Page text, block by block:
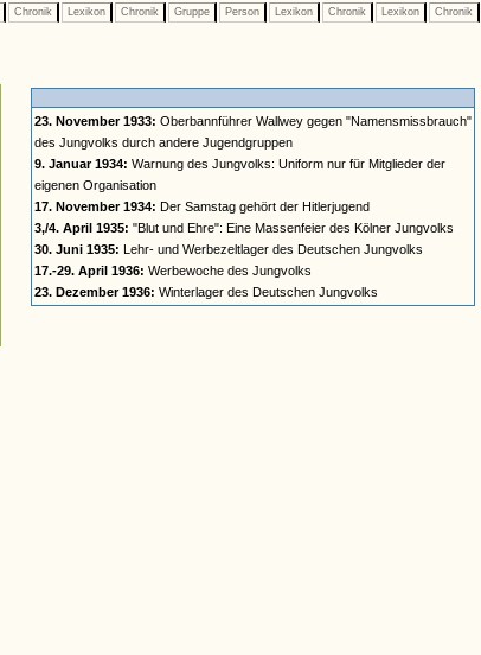
Chronik Lexikon Chronik Gruppe Person Lexikon Chronik Lexikon Chronik
23. November 1933: Oberbannführer Wallwey gegen "Namensmissbrauch"
des Jungvolks durch andere Jugendgruppen
9. Januar 1934: Warnung des Jungvolks: Uniform nur für Mitglieder der
eigenen Organisation
17. November 1934: Der Samstag gehört der Hitlerjugend
3,/4. April 1935: "Blut und Ehre": Eine Massenfeier des Kölner Jungvolks
30. Juni 1935: Lehr- und Werbezeltlager des Deutschen Jungvolks
17.-29. April 1936: Werbewoche des Jungvolks
23. Dezember 1936: Winterlager des Deutschen Jungvolks